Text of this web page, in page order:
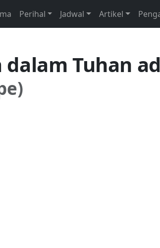
Perihal Jadwal Artikel
dalam Tuhan